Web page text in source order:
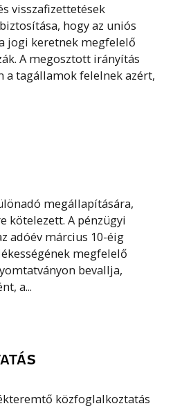
visszafizettetések
hogy az uniós
jogi keretnek megfelelő
A megosztott irányítás
a tagállamok felelnek azért,
megállapítására,
kötelezett. A pénzügyi
adóév március 10-éig
megfelelő
bevallja,
a...
közfoglalkoztatás